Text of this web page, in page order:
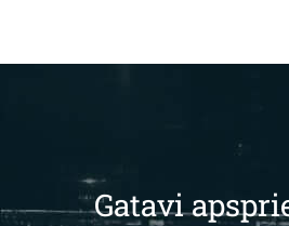
Gatavi